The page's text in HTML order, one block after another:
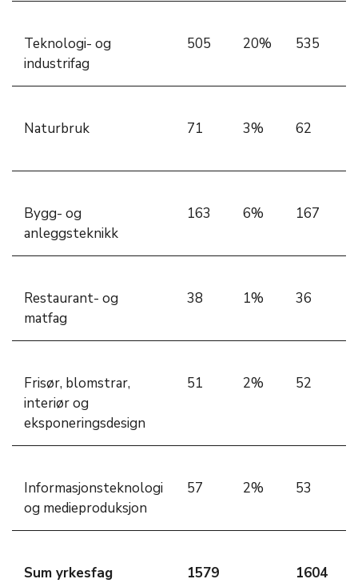
Teknologi- og
industrifag
505 20% 535
Naturbruk 71 3% 62
Bygg- og
anleggsteknikk
163 6% 167
Restaurant- og
matfag
38 1% 36
Frisør, blomstrar,
interiør og
eksponeringsdesign
51 2% 52
Informasjonsteknologi
og medieproduksjon
57 2% 53
Sum yrkesfag 1579 1604